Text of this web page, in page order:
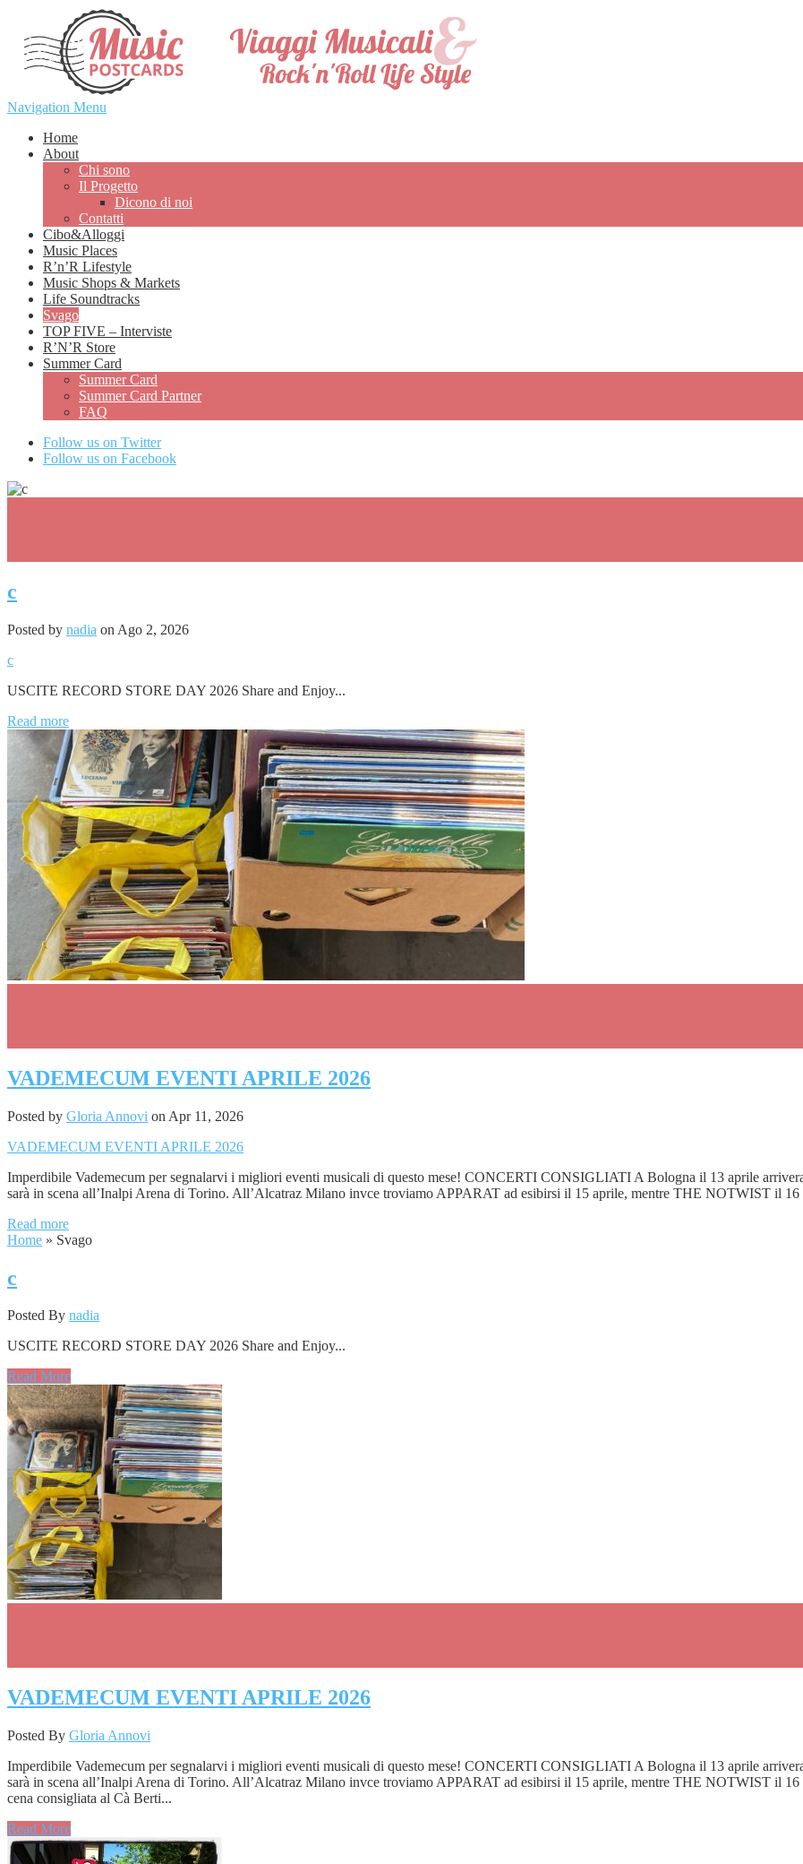
Navigation Menu
Home
About
Chi sono
Il Progetto
Dicono di noi
Contatti
Cibo&Alloggi
Music Places
R’n’R Lifestyle
Music Shops & Markets
Life Soundtracks
Svago
TOP FIVE – Interviste
R’N’R Store
Summer Card
Summer Card
Summer Card Partner
FAQ
Follow us on Twitter
Follow us on Facebook
c
Posted by nadia on Ago 2, 2026
c
USCITE RECORD STORE DAY 2026 Share and Enjoy...
Read more
VADEMECUM EVENTI APRILE 2026
Posted by Gloria Annovi on Apr 11, 2026
VADEMECUM EVENTI APRILE 2026
Imperdibile Vademecum per segnalarvi i migliori eventi musicali di questo mese! CONCERTI CONSIGLIATI A Bologna il 13 aprile
sarà in scena all’Inalpi Arena di Torino. All’Alcatraz Milano invce troviamo APPARAT ad esibirsi il 15 aprile, mentre THE NOTWIST il
Read more
Home » Svago
c
Posted By nadia
USCITE RECORD STORE DAY 2026 Share and Enjoy...
Read More
VADEMECUM EVENTI APRILE 2026
Posted By Gloria Annovi
Imperdibile Vademecum per segnalarvi i migliori eventi musicali di questo mese! CONCERTI CONSIGLIATI A Bologna il 13 aprile
sarà in scena all’Inalpi Arena di Torino. All’Alcatraz Milano invce troviamo APPARAT ad esibirsi il 15 aprile, mentre THE NOTWIST il
cena consigliata al Cà Berti...
Read More